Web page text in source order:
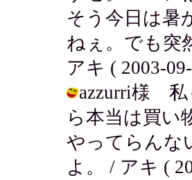
そう今日は暑
ねぇ。でも突
アキ ( 2003-
azzurri様 私
ら本当は買い
やってらんな
よ。 / アキ (